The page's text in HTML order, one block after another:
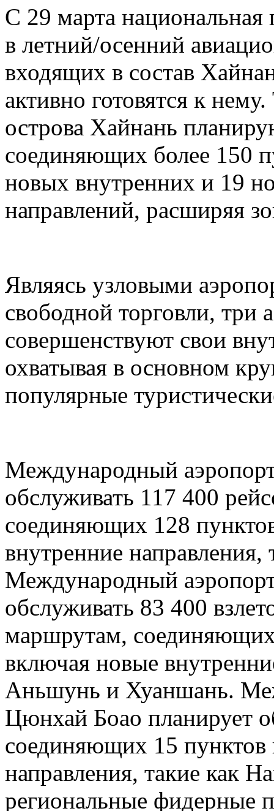
С 29 марта национальная
в летний/осенний
входящих в состав
активно готовятся к
острова Хайнань
соединяющих более 150
новых внутренних и 19
направлений, расширяя
Являясь узловыми
свободной торговли, три
совершенствуют свои
охватывая в основном
популярные
Международный
обслуживать 117 400
соединяющих 128
внутренние
Международный
обслуживать 83 400
маршрутам, соединяющих
включая новые
Аньшунь и Хуаншань.
Цюнхай Боао планирует
соединяющих 15 пунктов
направления, такие как
региональные фидерные